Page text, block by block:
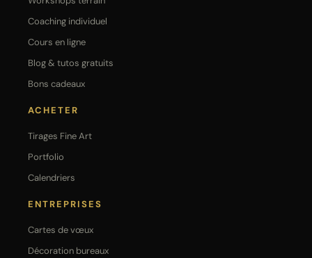
Coaching individuel
Cours en ligne
Blog & tutos gratuits
Bons cadeaux
ACHETER
Tirages Fine Art
Portfolio
Calendriers
ENTREPRISES
Cartes de vœux
Décoration bureaux